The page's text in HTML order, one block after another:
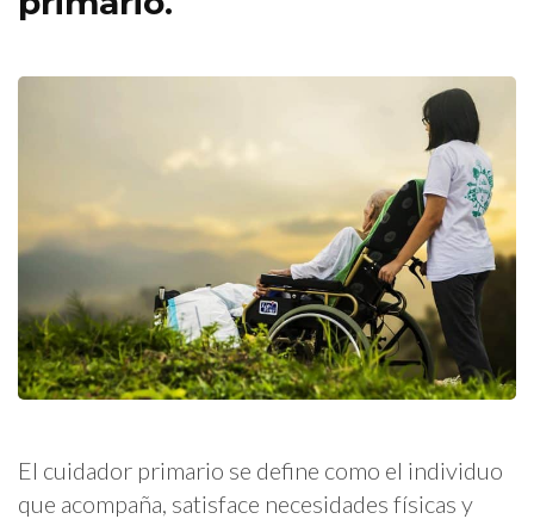
El cuidador primario se define como el individuo
que acompaña, satisface necesidades físicas y